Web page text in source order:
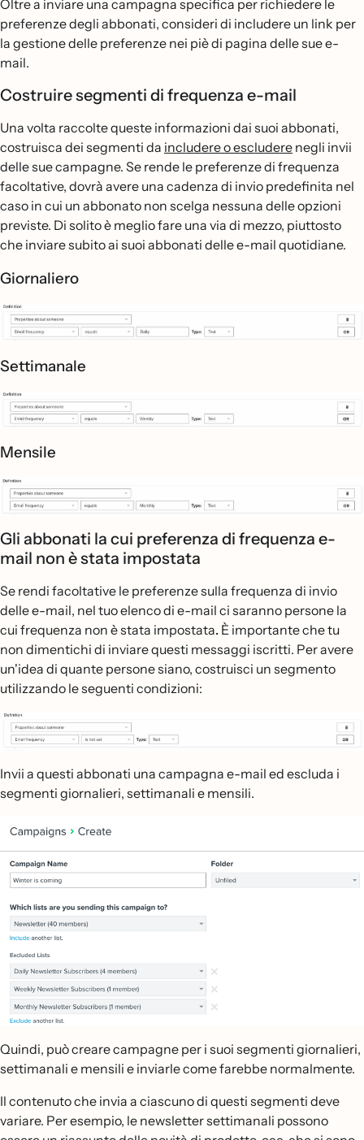
Oltre a inviare una campagna specifica per richiedere le
preferenze degli abbonati, consideri di includere un link per
la gestione delle preferenze nei piè di pagina delle sue e-
mail.
Costruire segmenti di frequenza e-mail
Una volta raccolte queste informazioni dai suoi abbonati,
costruisca dei segmenti da includere o escludere negli invii
delle sue campagne. Se rende le preferenze di frequenza
facoltative, dovrà avere una cadenza di invio predefinita nel
caso in cui un abbonato non scelga nessuna delle opzioni
previste. Di solito è meglio fare una via di mezzo, piuttosto
che inviare subito ai suoi abbonati delle e-mail quotidiane.
Giornaliero
Settimanale
Mensile
Gli abbonati la cui preferenza di frequenza e-
mail non è stata impostata
Se rendi facoltative le preferenze sulla frequenza di invio
delle e-mail, nel tuo elenco di e-mail ci saranno persone la
cui frequenza non è stata impostata. È importante che tu
non dimentichi di inviare questi messaggi iscritti. Per avere
un'idea di quante persone siano, costruisci un segmento
utilizzando le seguenti condizioni:
Invii a questi abbonati una campagna e-mail ed escluda i
segmenti giornalieri, settimanali e mensili.
Quindi, può creare campagne per i suoi segmenti giornalieri,
settimanali e mensili e inviarle come farebbe normalmente.
Il contenuto che invia a ciascuno di questi segmenti deve
variare. Per esempio, le newsletter settimanali possono